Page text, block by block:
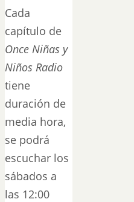
Cada
capítulo de
Once Niñas y
Niños Radio
tiene
duración de
media hora,
se podrá
escuchar los
sábados a
las 12:00